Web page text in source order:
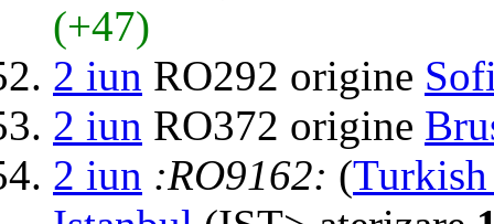
(+47)
2 iun RO292 origine
2 iun RO372 origine
2 iun :RO9162: (